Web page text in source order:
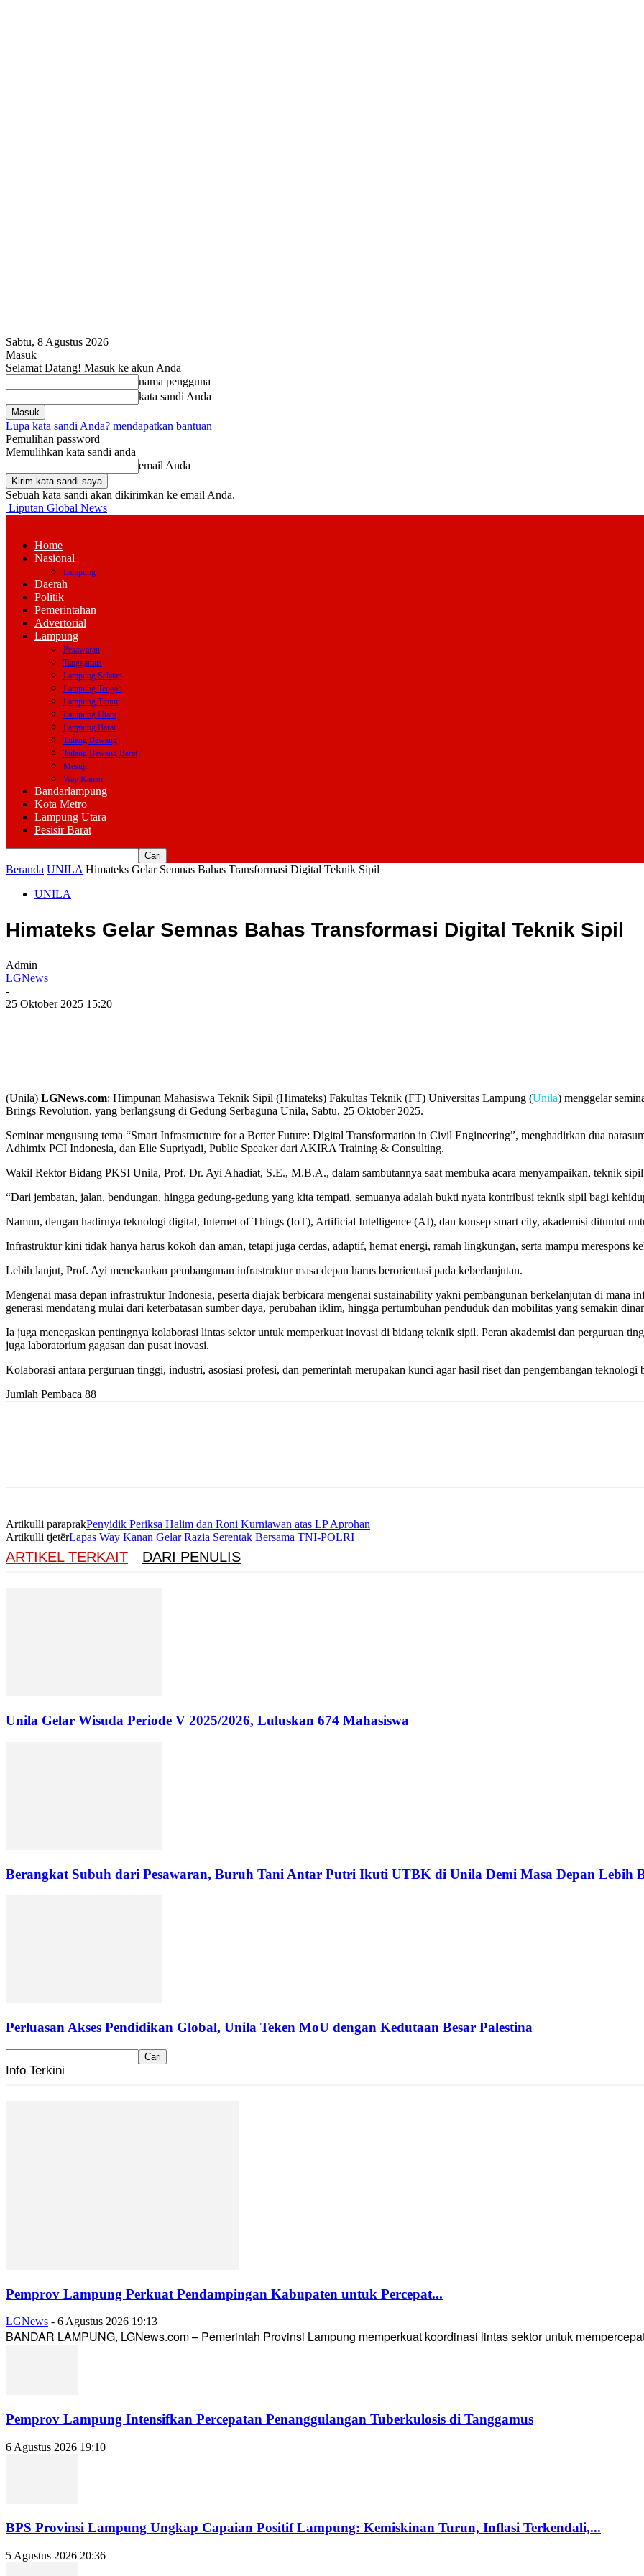
Sabtu, 8 Agustus 2026
Masuk
Selamat Datang! Masuk ke akun Anda
nama pengguna
kata sandi Anda
Lupa kata sandi Anda? mendapatkan bantuan
Pemulihan password
Memulihkan kata sandi anda
email Anda
Sebuah kata sandi akan dikirimkan ke email Anda.
Liputan Global News
Home
Nasional
Lampung
Daerah
Politik
Pemerintahan
Advertorial
Lampung
Pesawaran
Tanggamus
Lampung Selatan
Lampung Tengah
Lampung Timur
Lampung Utara
Lampung Barat
Tulang Bawang
Tulang Bawang Barat
Mesuji
Way Kanan
Bandarlampung
Kota Metro
Lampung Utara
Pesisir Barat
Beranda UNILA Himateks Gelar Semnas Bahas Transformasi Digital Teknik Sipil
UNILA
Himateks Gelar Semnas Bahas Transformasi Digital Teknik Sipil
Admin
LGNews
-
25 Oktober 2025 15:20
(Unila) LGNews.com: Himpunan Mahasiswa Teknik Sipil (Himateks) Fakultas Teknik (FT) Universitas Lampung (Unila) menggelar
Brings Revolution, yang berlangsung di Gedung Serbaguna Unila, Sabtu, 25 Oktober 2025.
Seminar mengusung tema “Smart Infrastructure for a Better Future: Digital Transformation in Civil Engineering”, menghadirkan dua
Adhimix PCI Indonesia, dan Elie Supriyadi, Public Speaker dari AKIRA Training & Consulting.
Wakil Rektor Bidang PKSI Unila, Prof. Dr. Ayi Ahadiat, S.E., M.B.A., dalam sambutannya saat membuka acara menyampaikan, teknik
“Dari jembatan, jalan, bendungan, hingga gedung-gedung yang kita tempati, semuanya adalah bukti nyata kontribusi teknik sipil bagi
Namun, dengan hadirnya teknologi digital, Internet of Things (IoT), Artificial Intelligence (AI), dan konsep smart city, akademisi dituntut
Infrastruktur kini tidak hanya harus kokoh dan aman, tetapi juga cerdas, adaptif, hemat energi, ramah lingkungan, serta mampu merespons
Lebih lanjut, Prof. Ayi menekankan pembangunan infrastruktur masa depan harus berorientasi pada keberlanjutan.
Mengenai masa depan infrastruktur Indonesia, peserta diajak berbicara mengenai sustainability yakni pembangunan berkelanjutan di mana
generasi mendatang mulai dari keterbatasan sumber daya, perubahan iklim, hingga pertumbuhan penduduk dan mobilitas yang semakin
Ia juga menegaskan pentingnya kolaborasi lintas sektor untuk memperkuat inovasi di bidang teknik sipil. Peran akademisi dan perguruan
juga laboratorium gagasan dan pusat inovasi.
Kolaborasi antara perguruan tinggi, industri, asosiasi profesi, dan pemerintah merupakan kunci agar hasil riset dan pengembangan teknologi
Jumlah Pembaca 88
Artikulli paraprakPenyidik Periksa Halim dan Roni Kurniawan atas LP Aprohan
Artikulli tjetërLapas Way Kanan Gelar Razia Serentak Bersama TNI-POLRI
ARTIKEL TERKAIT DARI PENULIS
Unila Gelar Wisuda Periode V 2025/2026, Luluskan 674 Mahasiswa
Berangkat Subuh dari Pesawaran, Buruh Tani Antar Putri Ikuti UTBK di Unila Demi Masa Depan Lebih
Perluasan Akses Pendidikan Global, Unila Teken MoU dengan Kedutaan Besar Palestina
Info Terkini
Pemprov Lampung Perkuat Pendampingan Kabupaten untuk Percepat...
LGNews - 6 Agustus 2026 19:13
BANDAR LAMPUNG, LGNews.com – Pemerintah Provinsi Lampung memperkuat koordinasi lintas sektor untuk
Pemprov Lampung Intensifkan Percepatan Penanggulangan Tuberkulosis di Tanggamus
6 Agustus 2026 19:10
BPS Provinsi Lampung Ungkap Capaian Positif Lampung: Kemiskinan Turun, Inflasi Terkendali,...
5 Agustus 2026 20:36